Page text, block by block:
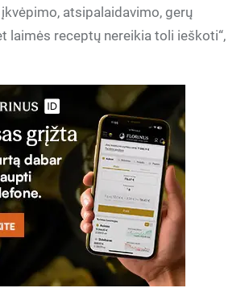
atsipalaidavimo, gerų
laimės receptų nereikia toli ieškoti“,